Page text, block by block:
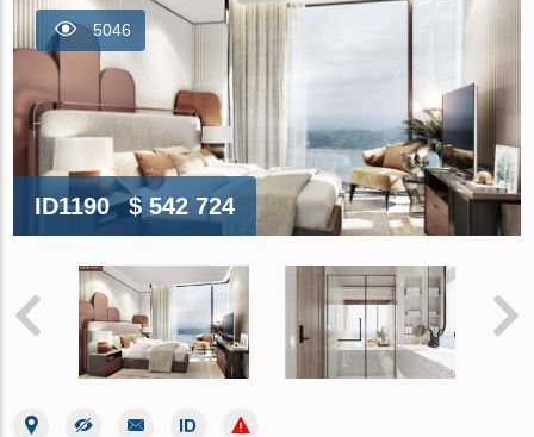
5046
ID1190 $ 542 724